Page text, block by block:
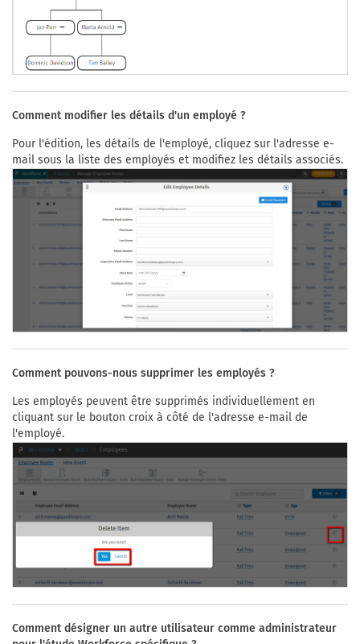
Comment modifier les détails d'un employé ?
Pour l'édition, les détails de l'employé, cliquez sur l'adresse e-
mail sous la liste des employés et modifiez les détails associés.
Comment pouvons-nous supprimer les employés ?
Les employés peuvent être supprimés individuellement en
cliquant sur le bouton croix à côté de l'adresse e-mail de
l'employé.
Comment désigner un autre utilisateur comme administrateur